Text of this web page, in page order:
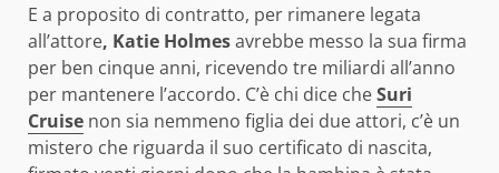
E a proposito di contratto, per rimanere legata
all’attore, Katie Holmesavrebbe messo la sua firma
per ben cinque anni, ricevendo tre miliardi all’anno
per mantenere l’accordo. C’è chi dice cheSuri
Cruise non sia nemmeno figlia dei due attori, c’è un
mistero che riguarda il suo certificato di nascita,